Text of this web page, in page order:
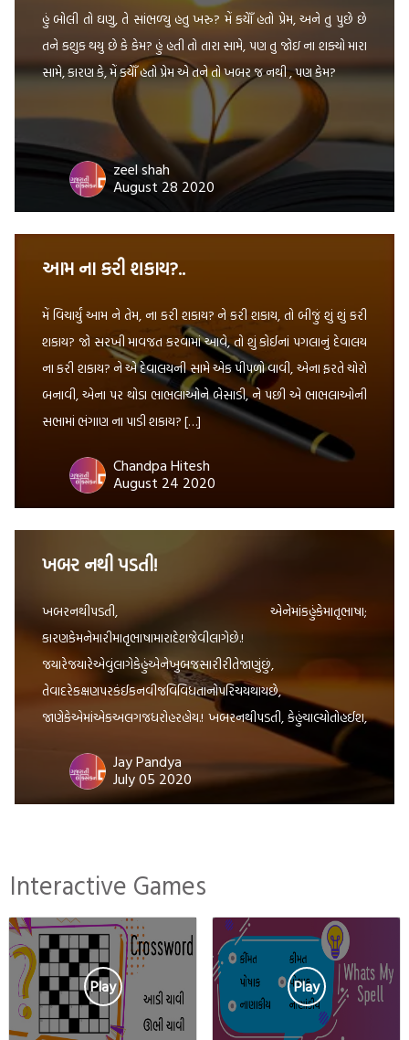
હું બોલી તો ઘણુ, તે સાંભળ્યુ હતુ ખરુ? મેં કયેાઁ હતો પ્રેમ, અને તુ પુછે છે
તને કશુક થયુ છે કે કેમ? હું હતી તો તારા સામે, પણ તુ જોઇ ના શક્યો મારા
સામે, કારણ કે, મેં કયેાઁ હતો પ્રેમ એ તને તો ખબર જ નથી , પણ કેમ?
zeel shah
August 28 2020
આમ ના કરી શકાય?..
મેં વિચાર્યું આમ ને તેમ, ના કરી શકાય? ને કરી શકાય, તો બીજું શું શું કરી
શકાય? જો સરખી માવજત કરવામાં આવે, તો શું કોઈનાં પગલાનું દેવાલય
ના કરી શકાય? ને એ દેવાલયની સામે એક પીપળો વાવી, એના ફરતે ચોરો
બનાવી, એના પર થોડા ભાભલાઓને બેસાડી, ને પછી એ ભાભલાઓની
સભામાં ભંગાણ ના પાડી શકાય? […]
Chandpa Hitesh
August 24 2020
ખબર નથી પડતી!
ખબરનથીપડતી, એનેમાંકહુંકેમાતૃભાષા;
કારણકેમનેમારીમાતૃભાષામારાદેશજેવીલાગેછે.!
જયારેજયારેએવુંલાગેકેહુંએનેખુબજસારીરીતેજાણુંછું,
તેવાદરેકક્ષણપરકંઈકનવીજવિવિધતાનોપરિચયથાયછે,
જાણેકેએમાંએકઅલગજધરોહરહોય.! ખબરનથીપડતી, કેહુંચાલ્યોતોહઈશ,
પણક્યારેય ‘હેંડ્યો’કેમનથી!; પાણીપીધુંહશે , પણ ‘પોની’કેમનથીપીધું!,
વાદળોવરસતાજોયાછે, પણ ‘વાદલડી’વરસતાકેમનથીજોઈ!
અગણિતવારસવારપડતાંજોઈછે, પણક્યારેય ‘પરોઢિયું’ કેમનથીનિહાળ્યું!
પણ ‘હંધુંય’કેમનથીકર્યું.! કહેવાયછેકે, બારગામેબોલીબદલાયછે;
કેઆકહેવતપણબારગામેઅલગઅલગઢબમાંબોલાયછે;
એવીજરીતેજેવીરીતેમાણસનીમાતૃભાષાઅલગઅલગહોયછે,
પણદરેકનીમાનીમમતાતોએકસરખીજહોય.
મનેતોલાગેછેકેમારીમાતૃભાષાજોડેહેતનુંએવુંબંધાણ
છેજેમનેરોજઅલગપ્રતીતિકરાવેછે,
Jay Pandya
July 05 2020
Interactive Games
Play Play